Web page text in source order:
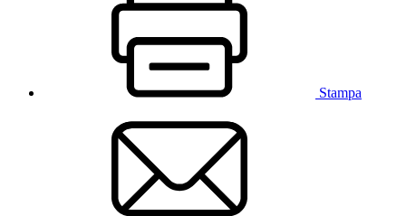
Stampa